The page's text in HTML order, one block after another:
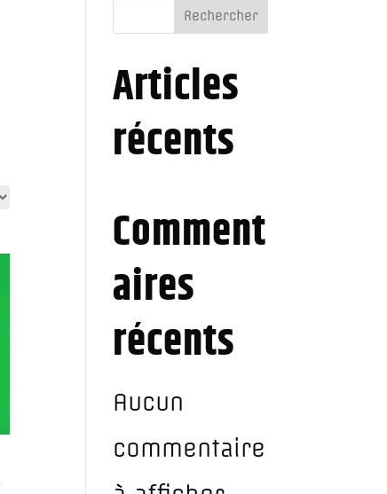
Rechercher
Articles
récents
Comment
aires
récents
Aucun
commentaire